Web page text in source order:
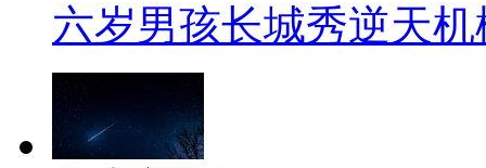
六岁男孩长城秀逆天机